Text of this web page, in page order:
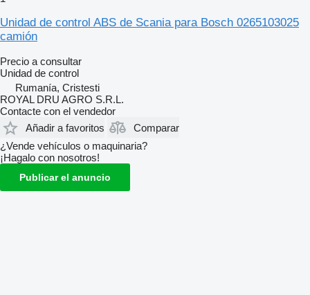
Unidad de control ABS de Scania para Bosch 0265103025
camión
Precio a consultar
Unidad de control
Rumanía, Cristesti
ROYAL DRU AGRO S.R.L.
Contacte con el vendedor
Añadir a favoritos
Comparar
¿Vende vehículos o maquinaria?
¡Hagalo con nosotros!
Publicar el anuncio